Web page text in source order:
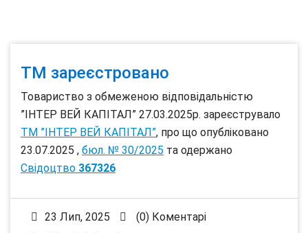
ТМ зареєстровано
Товариство з обмеженою відповідальністю
”ІНТЕР ВЕЙ КАПІТАЛ” 27.03.2025р. зареєструвало
ТМ ”ІНТЕР ВЕЙ КАПІТАЛ”, про що опубліковано
23.07.2025 , бюл. № 30/2025 та одержано
Свідоцтво 367326
23 Лип, 2025
(0) Коментарі